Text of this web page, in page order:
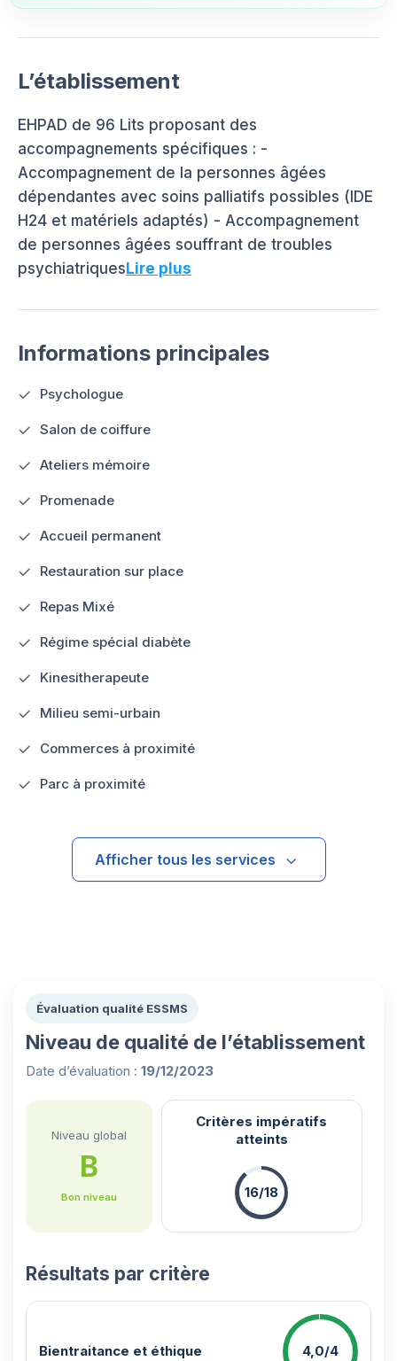
L’établissement
EHPAD de 96 Lits proposant des
accompagnements spécifiques : -
Accompagnement de la personnes âgées
dépendantes avec soins palliatifs possibles (IDE
H24 et matériels adaptés) - Accompagnement
de personnes âgées souffrant de troubles
psychiatriquesLire plus
Informations principales
Psychologue
Salon de coiffure
Ateliers mémoire
Promenade
Accueil permanent
Restauration sur place
Repas Mixé
Régime spécial diabète
Kinesitherapeute
Milieu semi-urbain
Commerces à proximité
Parc à proximité
Afficher tous les services
Évaluation qualité ESSMS
Niveau de qualité de l’établissement
Date d’évaluation : 19/12/2023
Niveau global
B
Bon niveau
Critères impératifs
atteints
16/18
Résultats par critère
Bientraitance et éthique 4,0/4